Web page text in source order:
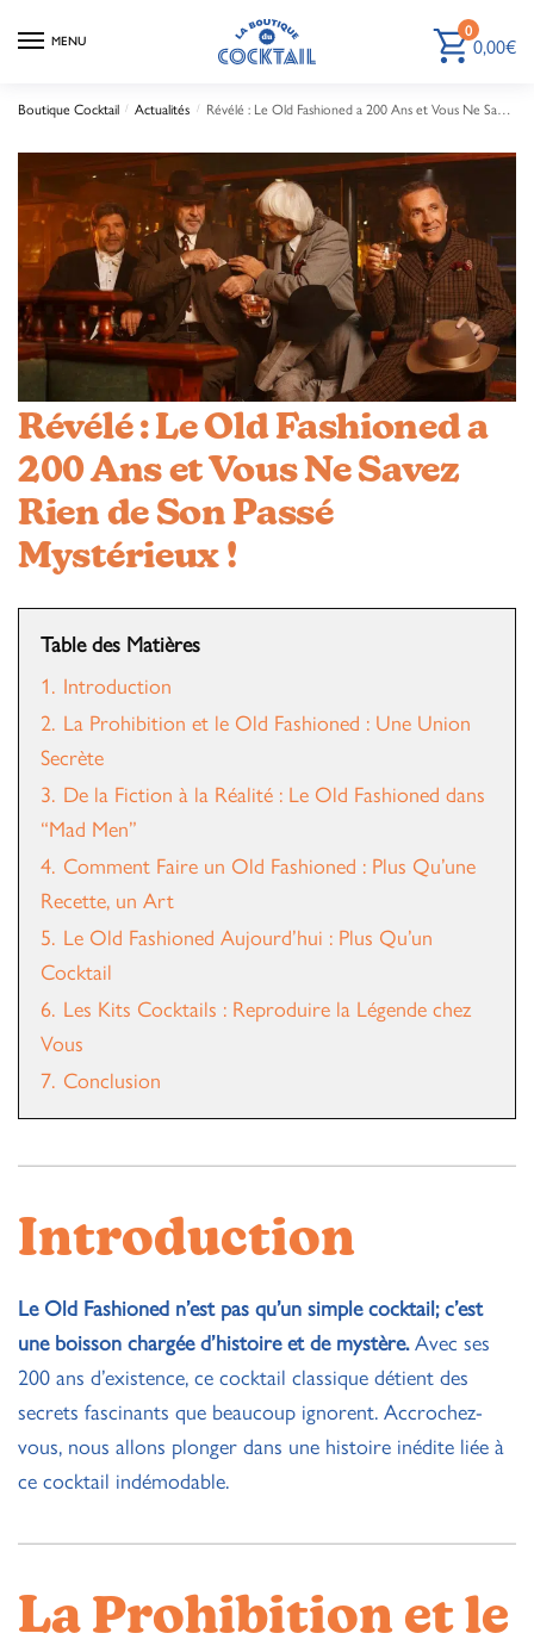
MENU 0
0,00€
Boutique Cocktail / Actualités / Révélé : Le Old Fashioned a 200 Ans et Vous Ne Savez Rien de Son Passé Mystérieux !
Révélé : Le Old Fashioned a
200 Ans et Vous Ne Savez
Rien de Son Passé
Mystérieux !
Table des Matières
1. Introduction
2. La Prohibition et le Old Fashioned : Une Union
Secrète
3. De la Fiction à la Réalité : Le Old Fashioned dans
“Mad Men”
4. Comment Faire un Old Fashioned : Plus Qu’une
Recette, un Art
5. Le Old Fashioned Aujourd’hui : Plus Qu’un
Cocktail
6. Les Kits Cocktails : Reproduire la Légende chez
Vous
7. Conclusion
Introduction
Le Old Fashioned n’est pas qu’un simple cocktail; c’est
une boisson chargée d’histoire et de mystère.Avec ses
200 ans d’existence, ce cocktail classique détient des
secrets fascinants que beaucoup ignorent. Accrochez-
vous, nous allons plonger dans une histoire inédite liée à
ce cocktail indémodable.
La Prohibition et le